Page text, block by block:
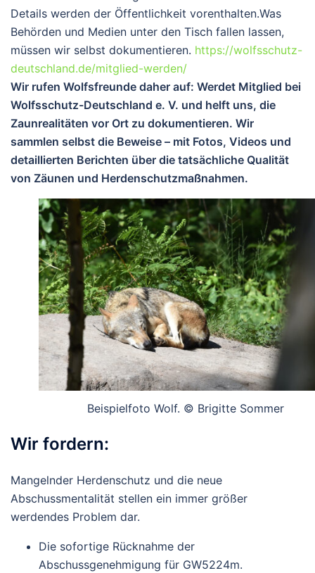
Details werden der Öffentlichkeit vorenthalten.Was
Behörden und Medien unter den Tisch fallen lassen,
müssen wir selbst dokumentieren. https://wolfsschutz-
deutschland.de/mitglied-werden/
Wir rufen Wolfsfreunde daher auf: Werdet Mitglied bei
Wolfsschutz-Deutschland e. V. und helft uns, die
Zaunrealitäten vor Ort zu dokumentieren. Wir
sammlen selbst die Beweise – mit Fotos, Videos und
detaillierten Berichten über die tatsächliche Qualität
von Zäunen und Herdenschutzmaßnahmen.
Beispielfoto Wolf. © Brigitte Sommer
Wir fordern:
Mangelnder Herdenschutz und die neue
Abschussmentalität stellen ein immer größer
werdendes Problem dar.
Die sofortige Rücknahme der
Abschussgenehmigung für GW5224m.